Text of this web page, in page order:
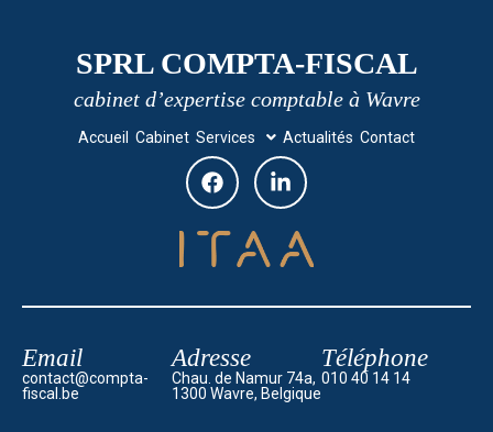
SPRL COMPTA-FISCAL
cabinet d’expertise comptable à Wavre
Accueil Cabinet Services Actualités Contact
Email
contact@compta-
fiscal.be
Adresse
Chau. de Namur 74a,
1300 Wavre, Belgique
Téléphone
010 40 14 14